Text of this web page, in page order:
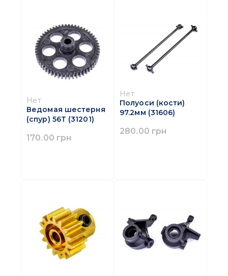
Нет
Ведомая шестерня
(спур) 56Т (31201)
170.00 грн
Нет
Полуоси (кости)
97.2мм (31606)
280.00 грн